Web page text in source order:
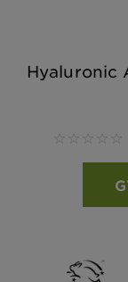
Hyaluronic
No reviews